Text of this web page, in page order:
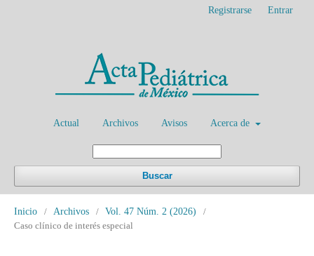
Actual Archivos Avisos Acerca de
Buscar
Registrarse Entrar
Inicio / Archivos / Vol. 47 Núm. 2 (2026)
/
Caso clínico de interés especial